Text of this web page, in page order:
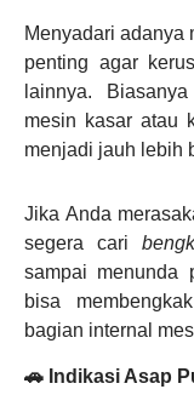
Menyadari adanya
penting agar
lainnya.
mesin kasar atau
menjadi jauh lebih
Jika Anda
segera cari
sampai menunda
bisa
bagian internal
🚗 Indikasi Asap